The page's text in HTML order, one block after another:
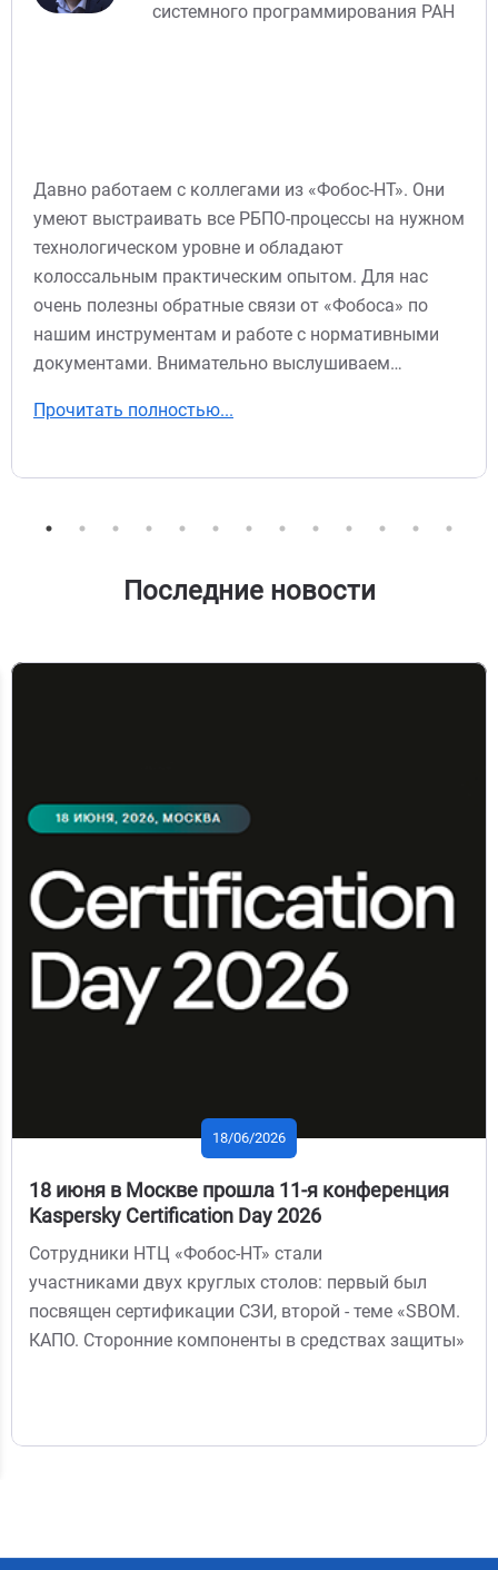
системного программирования РАН
Давно работаем с коллегами из «Фобос-НТ». Они
умеют выстраивать все РБПО-процессы на нужном
технологическом уровне и обладают
колоссальным практическим опытом. Для нас
очень полезны обратные связи от «Фобоса» по
нашим инструментам и работе с нормативными
документами. Внимательно выслушиваем…
Прочитать полностью...
Последние новости
18/06/2026
18 июня в Москве прошла 11-я конференция
Kaspersky Certification Day 2026
Сотрудники НТЦ «Фобос-НТ» стали
участниками двух круглых столов: первый был
посвящен сертификации СЗИ, второй - теме «SBOM.
КАПО. Сторонние компоненты в средствах защиты»